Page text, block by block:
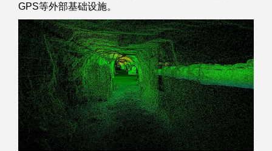
GPS等外部基础设施。